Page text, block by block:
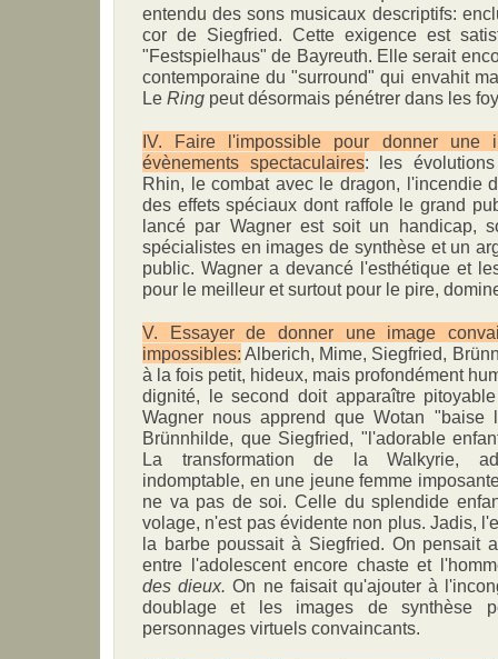
entendu des sons musicaux descriptifs:
cor de Siegfried. Cette exigence est
"Festspielhaus" de Bayreuth. Elle serait
contemporaine du "surround" qui envahit
Le Ring peut désormais pénétrer dans les
IV. Faire l'impossible pour donner une
évènements spectaculaires: les
Rhin, le combat avec le dragon, l'incendie
des effets spéciaux dont raffole le grand
lancé par Wagner est soit un handicap,
spécialistes en images de synthèse et un
public. Wagner a devancé l'esthétique et
pour le meilleur et surtout pour le pire,
V. Essayer de donner une image
impossibles: Alberich, Mime, Siegfried,
à la fois petit, hideux, mais profondément
dignité, le second doit apparaître
Wagner nous apprend que Wotan "baise
Brünnhilde, que Siegfried, "l'adorable
La transformation de la Walkyrie,
indomptable, en une jeune femme
ne va pas de soi. Celle du splendide
volage, n'est pas évidente non plus. Jadis,
la barbe poussait à Siegfried. On pensait
entre l'adolescent encore chaste et
des dieux. On ne faisait qu'ajouter à
doublage et les images de synthèse
personnages virtuels convaincants.